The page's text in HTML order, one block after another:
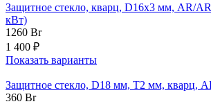
Защитное стекло, кварц, D16x3 мм, AR/
кВт)
1260 Br
1 400 ₽
Показать варианты
Защитное стекло, D18 мм, T2 мм, кварц,
360 Br